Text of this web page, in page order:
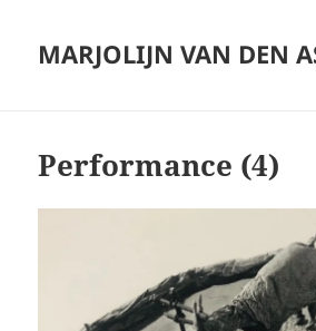
MARJOLIJN VAN DEN
Performance (4)